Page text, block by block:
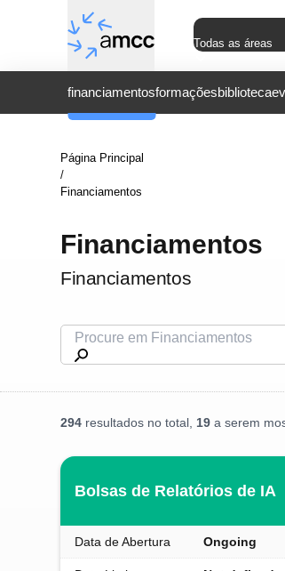
Todas as áreas
financiamentosformaçõesbiblioteca
Página Principal
/
Financiamentos
Financiamentos
Financiamentos
294 resultados no total, 19 a serem
Bolsas de Relatórios de IA
Data de Abertura Ongoing